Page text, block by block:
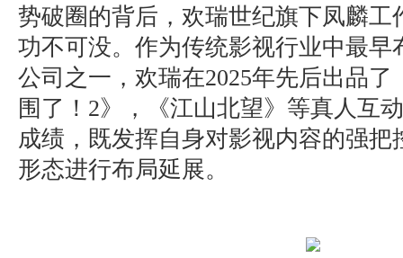
势破圈的背后，欢瑞世纪旗下凤麟工
功不可没。作为传统影视行业中最早
公司之一，欢瑞在2025年先后出品
围了！2》，《江山北望》等真人互
成绩，既发挥自身对影视内容的强把
形态进行布局延展。